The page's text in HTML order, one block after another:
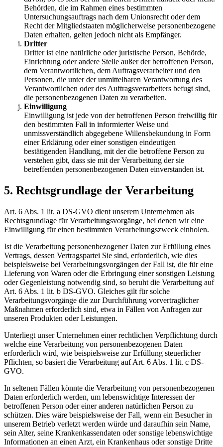
Behörden, die im Rahmen eines bestimmten
Untersuchungsauftrags nach dem Unionsrecht oder dem
Recht der Mitgliedstaaten möglicherweise personenbezogene
Daten erhalten, gelten jedoch nicht als Empfänger.
Dritter
Dritter ist eine natürliche oder juristische Person, Behörde,
Einrichtung oder andere Stelle außer der betroffenen Person,
dem Verantwortlichen, dem Auftragsverarbeiter und den
Personen, die unter der unmittelbaren Verantwortung des
Verantwortlichen oder des Auftragsverarbeiters befugt sind,
die personenbezogenen Daten zu verarbeiten.
Einwilligung
Einwilligung ist jede von der betroffenen Person freiwillig für
den bestimmten Fall in informierter Weise und
unmissverständlich abgegebene Willensbekundung in Form
einer Erklärung oder einer sonstigen eindeutigen
bestätigenden Handlung, mit der die betroffene Person zu
verstehen gibt, dass sie mit der Verarbeitung der sie
betreffenden personenbezogenen Daten einverstanden ist.
5. Rechtsgrundlage der Verarbeitung
Art. 6 Abs. 1 lit. a DS-GVO dient unserem Unternehmen als
Rechtsgrundlage für Verarbeitungsvorgänge, bei denen wir eine
Einwilligung für einen bestimmten Verarbeitungszweck einholen.
Ist die Verarbeitung personenbezogener Daten zur Erfüllung eines
Vertrags, dessen Vertragspartei Sie sind, erforderlich, wie dies
beispielsweise bei Verarbeitungsvorgängen der Fall ist, die für eine
Lieferung von Waren oder die Erbringung einer sonstigen Leistung
oder Gegenleistung notwendig sind, so beruht die Verarbeitung auf
Art. 6 Abs. 1 lit. b DS-GVO. Gleiches gilt für solche
Verarbeitungsvorgänge die zur Durchführung vorvertraglicher
Maßnahmen erforderlich sind, etwa in Fällen von Anfragen zur
unseren Produkten oder Leistungen.
Unterliegt unser Unternehmen einer rechtlichen Verpflichtung durch
welche eine Verarbeitung von personenbezogenen Daten
erforderlich wird, wie beispielsweise zur Erfüllung steuerlicher
Pflichten, so basiert die Verarbeitung auf Art. 6 Abs. 1 lit. c DS-
GVO.
In seltenen Fällen könnte die Verarbeitung von personenbezogenen
Daten erforderlich werden, um lebenswichtige Interessen der
betroffenen Person oder einer anderen natürlichen Person zu
schützen. Dies wäre beispielsweise der Fall, wenn ein Besucher in
unserem Betrieb verletzt werden würde und daraufhin sein Name,
sein Alter, seine Krankenkassendaten oder sonstige lebenswichtige
Informationen an einen Arzt, ein Krankenhaus oder sonstige Dritte